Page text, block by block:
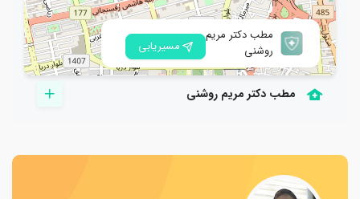
مطب دکتر مریم
روشنی
مسیریابی
مطب دکتر مریم روشنی